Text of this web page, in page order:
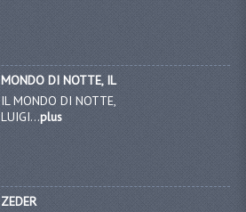
MONDO DI NOTTE, IL
IL MONDO DI NOTTE,
LUIGI...plus
ZEDER